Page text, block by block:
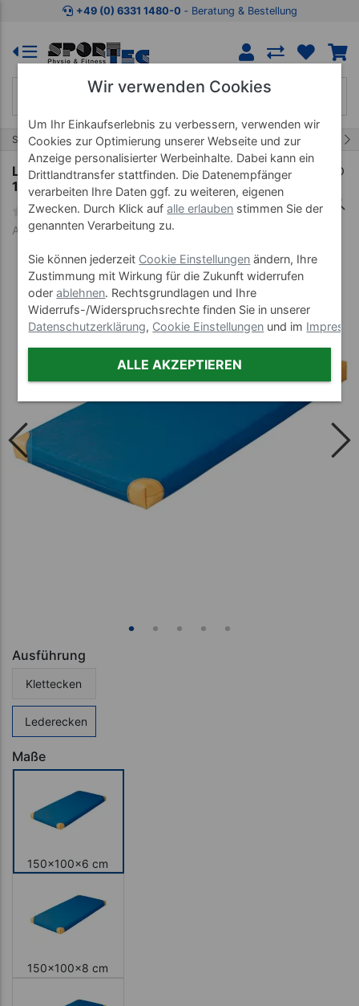
Zum Kaufbereich springen Zur Produktbeschreibung
+49 (0) 6331 1480-0 ‐ Beratung & Bestellung
Start Matten Turnmatten
Leichtturnmatte mit Lederecken, LxBxH
150x100x6 cm
Art-Nr. 15305
Ausführung
Klettecken
Lederecken
Maße
150x100x6 cm
150x100x8 cm
Wir verwenden Cookies
Um Ihr Einkaufserlebnis zu verbessern, verwenden wir
Cookies zur Optimierung unserer Webseite und zur
Anzeige personalisierter Werbeinhalte. Dabei kann ein
Drittlandtransfer stattfinden. Die Datenempfänger
verarbeiten Ihre Daten ggf. zu weiteren, eigenen
Zwecken. Durch Klick aufalle erlauben stimmen Sie der
genannten Verarbeitung zu.
Sie können jederzeit Cookie Einstellungen ändern, Ihre
Zustimmung mit Wirkung für die Zukunft widerrufen
oderablehnen. Rechtsgrundlagen und Ihre
Widerrufs-/Widerspruchsrechte finden Sie in unserer
Datenschutzerklärung, Cookie Einstellungen und im
ALLE AKZEPTIEREN